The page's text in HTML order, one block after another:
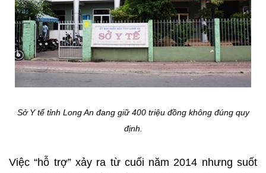
Sở Y tế tỉnh Long An đang giữ 400 triệu đồng không đúng quy
định.
Việc “hỗ trợ” xảy ra từ cuối năm 2014 nhưng suốt